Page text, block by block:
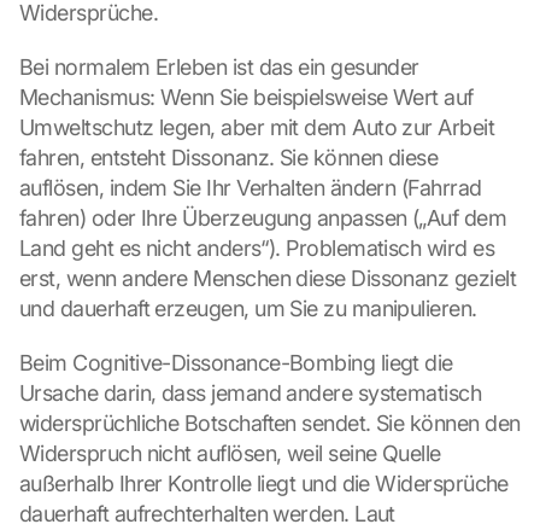
Widersprüche.
Bei normalem Erleben ist das ein gesunder
Mechanismus: Wenn Sie beispielsweise Wert auf
Umweltschutz legen, aber mit dem Auto zur Arbeit
fahren, entsteht Dissonanz. Sie können diese
auflösen, indem Sie Ihr Verhalten ändern (Fahrrad
fahren) oder Ihre Überzeugung anpassen („Auf dem
Land geht es nicht anders“). Problematisch wird es
erst, wenn andere Menschen diese Dissonanz gezielt
und dauerhaft erzeugen, um Sie zu manipulieren.
Beim Cognitive-Dissonance-Bombing liegt die
Ursache darin, dass jemand andere systematisch
widersprüchliche Botschaften sendet. Sie können den
Widerspruch nicht auflösen, weil seine Quelle
außerhalb Ihrer Kontrolle liegt und die Widersprüche
dauerhaft aufrechterhalten werden. Laut